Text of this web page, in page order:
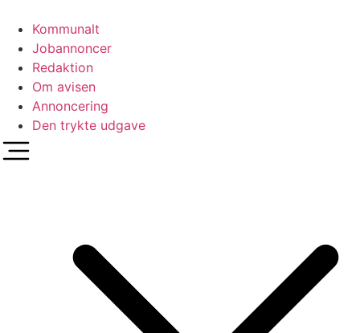
indhold
Kommunalt
Jobannoncer
Redaktion
Om avisen
Annoncering
Den trykte udgave